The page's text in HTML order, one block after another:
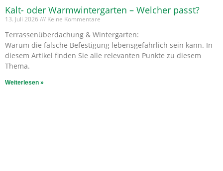
Kalt- oder Warmwintergarten – Welcher passt?
13. Juli 2026 Keine Kommentare
Terrassenüberdachung & Wintergarten:
Warum die falsche Befestigung lebensgefährlich sein kann. In
diesem Artikel finden Sie alle relevanten Punkte zu diesem
Thema.
Weiterlesen »